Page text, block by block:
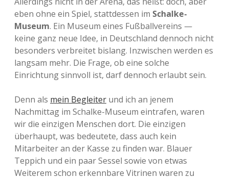
eben ohne ein Spiel, stattdessen im Schalke-
Museum. Ein Museum eines Fußballvereins —
keine ganz neue Idee, in Deutschland dennoch nicht
besonders verbreitet bislang. Inzwischen werden es
langsam mehr. Die Frage, ob eine solche
Einrichtung sinnvoll ist, darf dennoch erlaubt sein.
Denn als mein Begleiter und ich an jenem
Nachmittag im Schalke-Museum eintrafen, waren
wir die einzigen Menschen dort. Die einzigen
überhaupt, was bedeutete, dass auch kein
Mitarbeiter an der Kasse zu finden war. Blauer
Teppich und ein paar Sessel sowie von etwas
Weiterem schon erkennbare Vitrinen waren zu